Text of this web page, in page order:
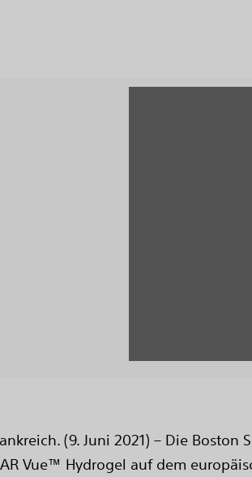
(9. Juni 2021) – Die
Vue™ Hydrogel auf dem